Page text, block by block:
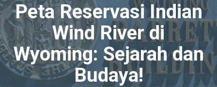
Peta Reservasi Indian
Wind River di
Wyoming: Sejarah dan
Budaya!